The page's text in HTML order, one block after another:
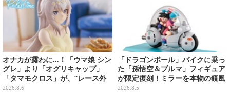
オナカが露わに…！「ウマ娘 シン
グレ」より「オグリキャップ」
「タマモクロス」が、”レース外
での姿”でプライズフィギュア化
2026.8.6
「ドラゴンボール」バイクに乗っ
た「孫悟空＆ブルマ」フィギュア
が限定復刻！ミラーを本物の鏡風
や、ブルマの目元が映りこむ描写
2026.8.5